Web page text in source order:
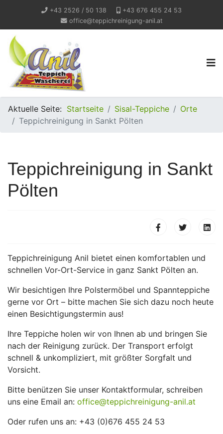
+43 2526 / 50 138
+43 676 455 24 53
office@teppichreinigung-anil.at
Aktuelle Seite: Startseite Sisal-Teppiche
Orte
Teppichreinigung in Sankt Pölten
Teppichreinigung in Sankt
Pölten
Teppichreinigung Anil bietet einen komfortablen und
schnellen Vor-Ort-Service in ganz Sankt Pölten an.
Wir besichtigen Ihre Polstermöbel und Spannteppiche
gerne vor Ort – bitte machen Sie sich dazu noch heute
einen Besichtigungstermin aus!
Ihre Teppiche holen wir von Ihnen ab und bringen Sie
nach der Reinigung zurück. Der Transport erfolgt
schnell & unkompliziert, mit größter Sorgfalt und
Vorsicht.
Bitte benützen Sie unser Kontaktformular, schreiben
uns eine Email an: office@teppichreinigung-anil.at
Oder rufen uns an: +43 (0)676 455 24 53